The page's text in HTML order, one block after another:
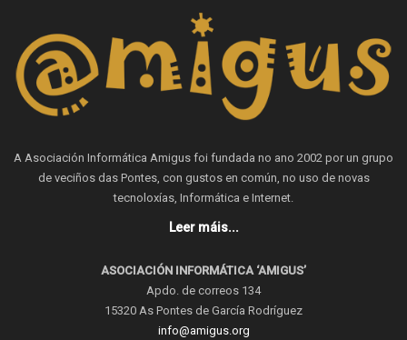
A Asociación Informática Amigus foi fundada no ano 2002 por un grupo
de veciños das Pontes, con gustos en común, no uso de novas
tecnoloxías, Informática e Internet.
Leer máis...
ASOCIACIÓN INFORMÁTICA ‘AMIGUS’
Apdo. de correos 134
15320 As Pontes de García Rodríguez
info@amigus.org